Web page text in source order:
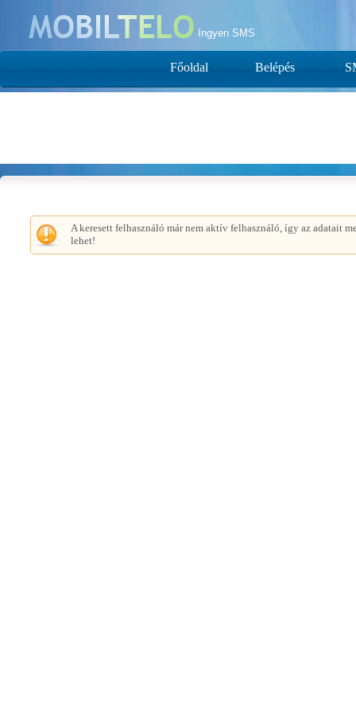
Ingyen SMS
A keresett felhasználó már nem aktív felhasználó, így az adatait
lehet!
Főoldal Belépés